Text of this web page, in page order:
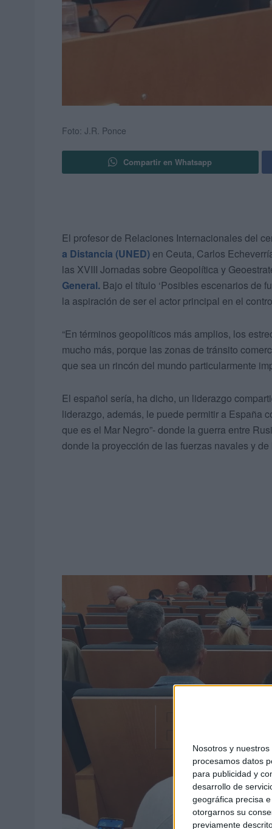
Nosotros y nuestros
procesamos datos
para publicidad y
desarrollo de
geográfica precisa
otorgarnos su
previamente
Foto: J.R. Ponce
Compartir en Whatsapp
El profesor de Relaciones Internacionales del
a Distancia (UNED) en Ceuta, Carlos
las XVIII Jornadas sobre Geopolítica y
General. Bajo el título ‘Posibles escenarios de
la aspiración de ser el actor principal en el
“En términos geopolíticos más amplios, los
mucho más, porque las zonas de tránsito
que sea un rincón del mundo particularmente
El español sería, ha dicho, un liderazgo
liderazgo, además, le puede permitir a España
que es el Mar Negro”- donde la guerra entre
donde la proyección de las fuerzas navales y